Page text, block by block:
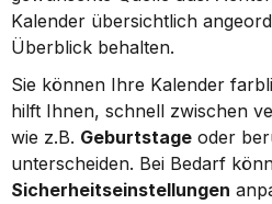
Kalender übersichtlich
Überblick behalten.
Sie können Ihre Kalender
hilft Ihnen, schnell zwischen
wie z.B. Geburtstage oder
Sicherheitseinstellungen